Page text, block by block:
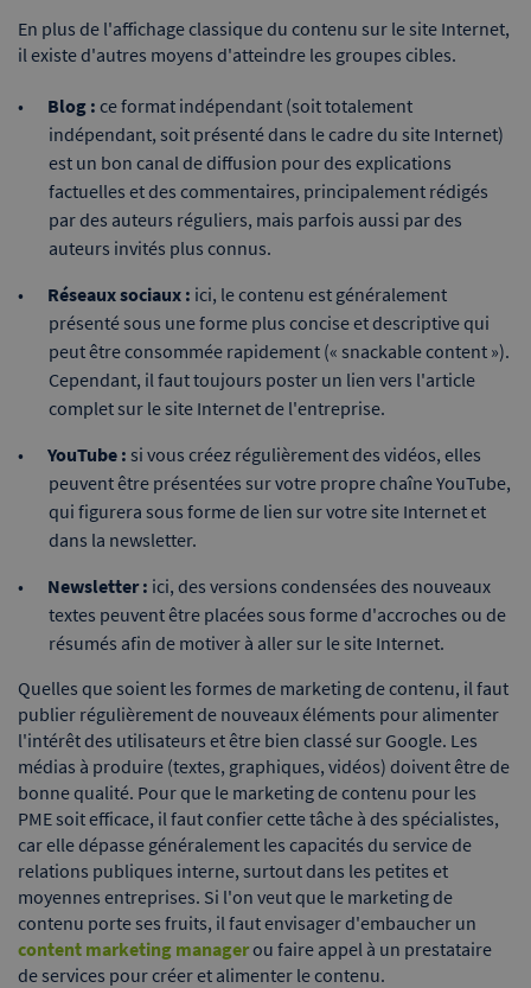
En plus de l'affichage classique du contenu sur le site Internet,
il existe d'autres moyens d'atteindre les groupes cibles.
Blog : ce format indépendant (soit totalement
indépendant, soit présenté dans le cadre du site Internet)
est un bon canal de diffusion pour des explications
factuelles et des commentaires, principalement rédigés
par des auteurs réguliers, mais parfois aussi par des
auteurs invités plus connus.
Réseaux sociaux : ici, le contenu est généralement
présenté sous une forme plus concise et descriptive qui
peut être consommée rapidement (« snackable content »).
Cependant, il faut toujours poster un lien vers l'article
complet sur le site Internet de l'entreprise.
YouTube : si vous créez régulièrement des vidéos, elles
peuvent être présentées sur votre propre chaîne YouTube,
qui figurera sous forme de lien sur votre site Internet et
dans la newsletter.
Newsletter : ici, des versions condensées des nouveaux
textes peuvent être placées sous forme d'accroches ou de
résumés afin de motiver à aller sur le site Internet.
Quelles que soient les formes de marketing de contenu, il faut
publier régulièrement de nouveaux éléments pour alimenter
l'intérêt des utilisateurs et être bien classé sur Google. Les
médias à produire (textes, graphiques, vidéos) doivent être de
bonne qualité. Pour que le marketing de contenu pour les
PME soit efficace, il faut confier cette tâche à des spécialistes,
car elle dépasse généralement les capacités du service de
relations publiques interne, surtout dans les petites et
moyennes entreprises. Si l'on veut que le marketing de
contenu porte ses fruits, il faut envisager d'embaucher un
content marketing managerou faire appel à un prestataire
de services pour créer et alimenter le contenu.